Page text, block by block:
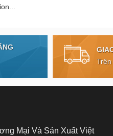
Mại Và Sản Xuất Việt